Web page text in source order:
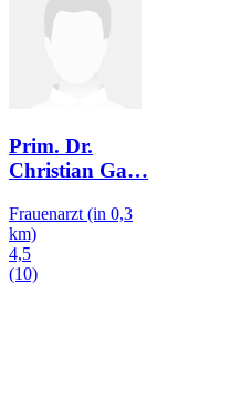
Prim. Dr.
Christian Ga…
Frauenarzt (in 0,3
km)
4,5
(10)